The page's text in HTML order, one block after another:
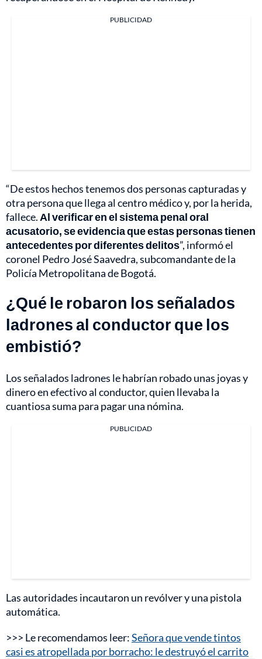
PUBLICIDAD
“De estos hechos tenemos dos personas capturadas y
otra persona que llega al centro médico y, por la herida,
fallece. Al verificar en el sistema penal oral
acusatorio, se evidencia que estas personas tienen
antecedentes por diferentes delitos”, informó el
coronel Pedro José Saavedra, subcomandante de la
Policía Metropolitana de Bogotá.
¿Qué le robaron los señalados
ladrones al conductor que los
embistió?
Los señalados ladrones le habrían robado unas joyas y
dinero en efectivo al conductor, quien llevaba la
cuantiosa suma para pagar una nómina.
PUBLICIDAD
Las autoridades incautaron un revólver y una pistola
automática.
>>> Le recomendamos leer:Señora que vende tintos
casi es atropellada por borracho: le destruyó el carrito